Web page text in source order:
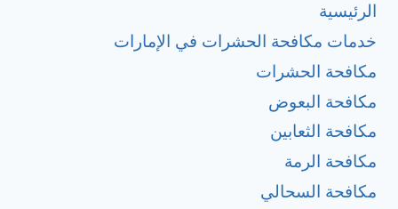
الرئيسية
خدمات مكافحة الحشرات في الإمارات
مكافحة الحشرات
مكافحة البعوض
مكافحة الثعابين
مكافحة الرمة
مكافحة السحالي